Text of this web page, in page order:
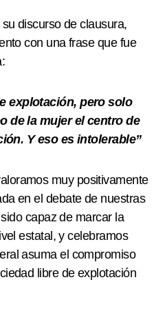
discurso de clausura,
con una frase que fue
explotación, pero solo
de la mujer el centro de
Y eso es intolerable”
muy positivamente
en el debate de nuestras
capaz de marcar la
estatal, y celebramos
asuma el compromiso
libre de explotación